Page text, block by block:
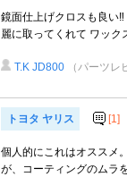
鏡面仕上げクロスも良い
麗に取ってくれて ワック
T.K JD800 （パーツレ
トヨタ ヤリス [1]
個人的にこれはオススメ
が、コーティングのムラ